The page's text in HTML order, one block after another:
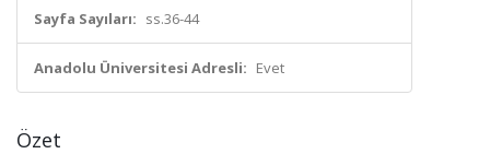
Sayfa Sayıları: ss.36-44
Anadolu Üniversitesi Adresli: Evet
Özet